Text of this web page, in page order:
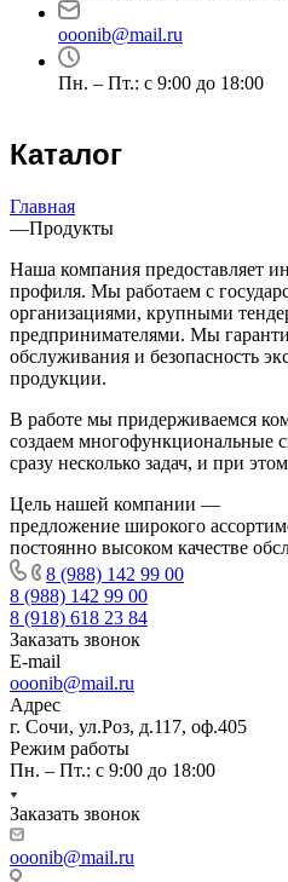
ooonib@mail.ru
Пн. – Пт.: с 9:00 до 18:00
Каталог
Главная
—Продукты
Наша компания предоставляет
профиля. Мы работаем с
организациями, крупными
предпринимателями. Мы
обслуживания и безопасность
продукции.
В работе мы придерживаемся
создаем многофункциональные
сразу несколько задач, и при
Цель нашей компании —
предложение широкого
постоянно высоком качестве
8 (988) 142 99 00
8 (988) 142 99 00
8 (918) 618 23 84
Заказать звонок
E-mail
ooonib@mail.ru
Адрес
г. Сочи, ул.Роз, д.117, оф.405
Режим работы
Пн. – Пт.: с 9:00 до 18:00
Заказать звонок
ooonib@mail.ru